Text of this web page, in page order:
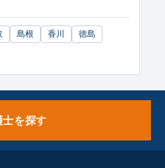
島根 香川
徳島
士を探す